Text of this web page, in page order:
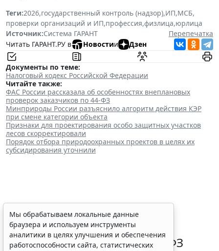
Теги:2026,государственный контроль (надзор),ИП,МСБ,
проверки организаций и ИП,профессия,физлица,юрлица
Источник:Система ГАРАНТ
Перепечатка
Читать ГАРАНТ.РУ в
Новостии Дзен
Документы по теме:
Налоговый кодекс Российской Федерации
Читайте также:
ФАС России рассказала об особенностях внеплановых
проверок заказчиков по 44-ФЗ
Минприроды России разъяснило алгоритм действия КЭР
при смене категории объекта
Признаки для проектирования особо защитных участков
лесов скорректировали
Порядок отбора природоохранных проектов в целях их
субсидирования уточнили
ФАС России рассказала об
особенностях внеплановых
проверок заказчиков по 44-ФЗ
Мы обрабатываем локальные данные
браузера и используем инструменты
аналитики в целях улучшения и обеспечения
работоспособности сайта, статистических